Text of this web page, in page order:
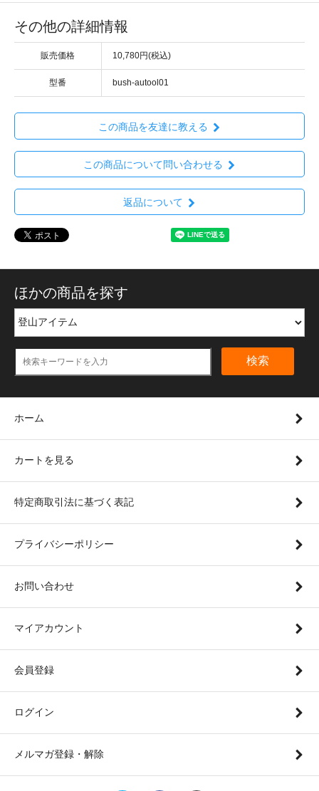
その他の詳細情報
販売価格 10,780円(税込)
型番 bush-autool01
この商品を友達に教える
この商品について問い合わせる
返品について
ほかの商品を探す
検索
ホーム
カートを見る
特定商取引法に基づく表記
プライバシーポリシー
お問い合わせ
マイアカウント
会員登録
ログイン
メルマガ登録・解除